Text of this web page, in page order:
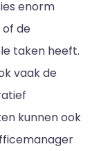
enorm
of de
taken heeft.
vaak de
kunnen ook